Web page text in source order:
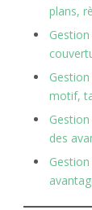
plans,
motif,
des